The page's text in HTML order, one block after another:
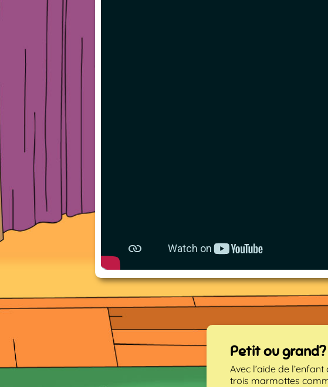
Petit ou grand?
Avec l’aide de
trois marmottes